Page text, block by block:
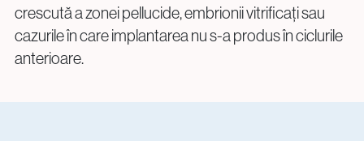
Politica de confidențialitatePolitica cookie
crescută a zonei pellucide, embrionii vitrificați sau
cazurile în care implantarea nu s-a produs în ciclurile
anterioare.